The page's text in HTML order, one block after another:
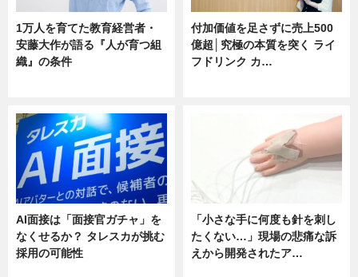
1万人を育てた教育経営者・
安藤大作が語る『人が育つ組
織』の条件
付加価値を足さずに売上500
億超│究極の本質を突く ライ
フドリンク カ…
AI面接は「面接官ガチャ」を
なくせるか？ タレスカが挑む
採用の可能性
「小さな手に何度も針を刺し
たくない…」現場の悲痛な訴
えから開発されたア…